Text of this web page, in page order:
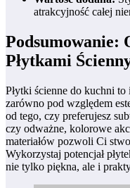
atrakcyjność całej
Podsumowanie:
Płytkami
Płytki ścienne do kuchni
zarówno pod względem
od tego, czy preferujesz
czy odważne, kolorowe
materiałów pozwoli Ci
Wykorzystaj potencjał
nie tylko piękna, ale i